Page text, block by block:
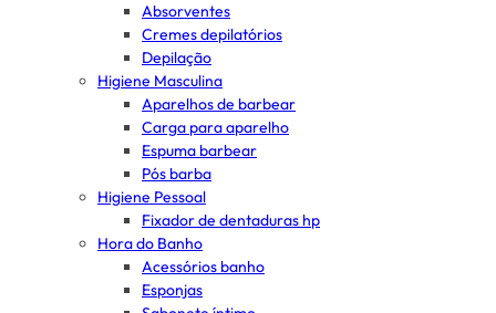
Absorventes
Cremes depilatórios
Depilação
Higiene Masculina
Aparelhos de barbear
Carga para aparelho
Espuma barbear
Pós barba
Higiene Pessoal
Fixador de dentaduras hp
Hora do Banho
Acessórios banho
Esponjas